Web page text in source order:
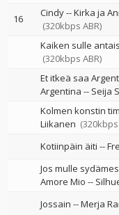
16 Cindy--Kirka ja
(320kbps ABR)
Kaiken sulle
(320kbps ABR)
Et itkeä saa
Argentina -- Seija
Kolmen konstin
Liikanen (320kbps
Kotiinpäin äiti --
Jos mulle
Amore Mio --
Jossain --Merja